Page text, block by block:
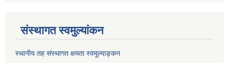
संस्थागत स्वमुल्यांकन
स्थानीय तह संस्थागत क्षमता स्वमूल्याङ्कन